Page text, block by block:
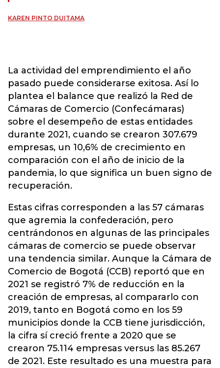
KAREN PINTO DUITAMA
La actividad del emprendimiento el año
pasado puede considerarse exitosa. Así lo
plantea el balance que realizó la Red de
Cámaras de Comercio (Confecámaras)
sobre el desempeño de estas entidades
durante 2021, cuando se crearon 307.679
empresas, un 10,6% de crecimiento en
comparación con el año de inicio de la
pandemia, lo que significa un buen signo de
recuperación.
Estas cifras corresponden a las 57 cámaras
que agremia la confederación, pero
centrándonos en algunas de las principales
cámaras de comercio se puede observar
una tendencia similar. Aunque la Cámara de
Comercio de Bogotá (CCB) reportó que en
2021 se registró 7% de reducción en la
creación de empresas, al compararlo con
2019, tanto en Bogotá como en los 59
municipios donde la CCB tiene jurisdicción,
la cifra sí creció frente a 2020 que se
crearon 75.114 empresas versus las 85.267
de 2021. Este resultado es una muestra para